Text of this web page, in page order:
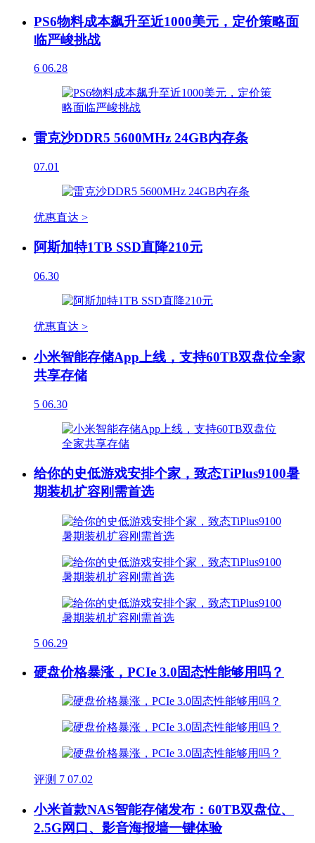
PS6物料成本飙升至近1000美元，定价策略面
临严峻挑战
6 06.28
雷克沙DDR5 5600MHz 24GB内存条
07.01
优惠直达 >
阿斯加特1TB SSD直降210元
06.30
优惠直达 >
小米智能存储App上线，支持60TB双盘位全家
共享存储
5 06.30
给你的史低游戏安排个家，致态TiPlus9100暑
期装机扩容刚需首选
5 06.29
硬盘价格暴涨，PCIe 3.0固态性能够用吗？
评测 7 07.02
小米首款NAS智能存储发布：60TB双盘位、
2.5G网口、影音海报墙一键体验